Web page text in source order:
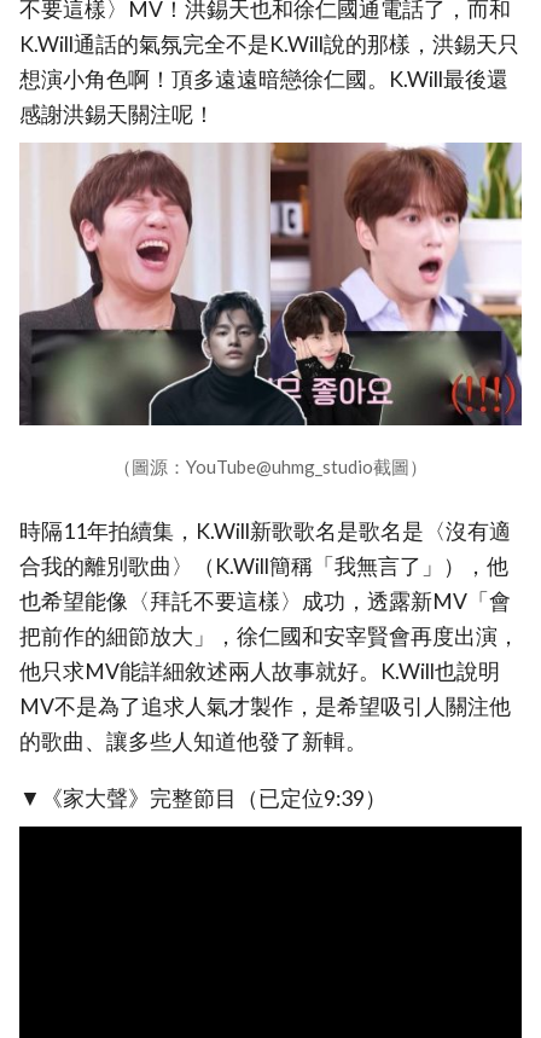
不要這樣〉MV！洪錫天也和徐仁國通電話了，而和
K.Will通話的氣氛完全不是K.Will說的那樣，洪錫天只
想演小角色啊！頂多遠遠暗戀徐仁國。K.Will最後還
感謝洪錫天關注呢！
（圖源：YouTube@uhmg_studio截圖）
時隔11年拍續集，K.Will新歌歌名是歌名是〈沒有適
合我的離別歌曲〉（K.Will簡稱「我無言了」），他
也希望能像〈拜託不要這樣〉成功，透露新MV「會
把前作的細節放大」，徐仁國和安宰賢會再度出演，
他只求MV能詳細敘述兩人故事就好。K.Will也說明
MV不是為了追求人氣才製作，是希望吸引人關注他
的歌曲、讓多些人知道他發了新輯。
▼《家大聲》完整節目（已定位9:39）